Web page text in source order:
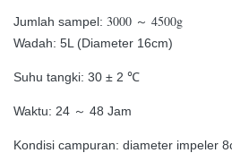
Jumlah sampel: 3000 ～ 4500g
Wadah: 5L (Diameter 16cm)
Suhu tangki: 30 ± 2 ℃
Waktu: 24 ～ 48 Jam
Kondisi campuran: diameter impeler